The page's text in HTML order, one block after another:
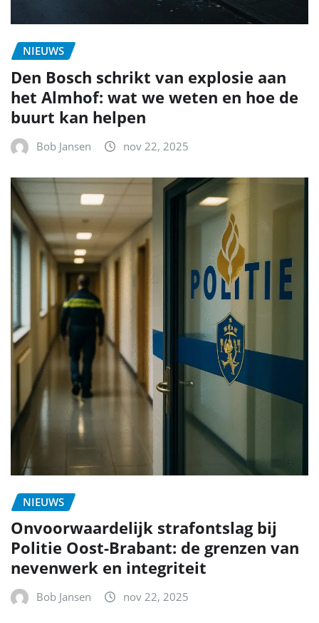
NIEUWS
Den Bosch schrikt van explosie aan
het Almhof: wat we weten en hoe de
buurt kan helpen
Bob Jansen nov 22, 2025
NIEUWS
Onvoorwaardelijk strafontslag bij
Politie Oost-Brabant: de grenzen van
nevenwerk en integriteit
Bob Jansen nov 22, 2025